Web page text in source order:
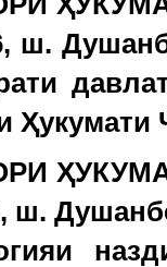
ш.
ш.